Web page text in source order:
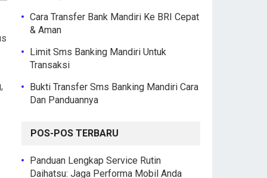
Cara Transfer Bank Mandiri Ke BRI Cepat
& Aman
Limit Sms Banking Mandiri Untuk
Transaksi
Bukti Transfer Sms Banking Mandiri Cara
Dan Panduannya
POS-POS TERBARU
Panduan Lengkap Service Rutin
Daihatsu: Jaga Performa Mobil Anda